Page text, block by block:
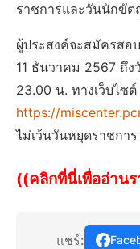
ราชการและวันนักขัต
ผู้ประสงค์จะสมัครสอ
11 ธันวาคม 2567 ถึ
23.00 น. ทางเว็บไซต์
https://
ไม่เว้นวันหยุดราชการ
((คลิกที่นี่เพื่ออ่านร
แชร์: